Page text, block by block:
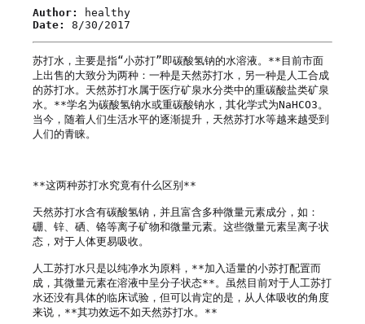
Author:
healthy
Date:
8/30/2017
苏打水，主要是指“小苏打”即碳酸氢钠的水溶液。**目前市面
上出售的大致分为两种：一种是天然苏打水，另一种是人工合成
的苏打水。天然苏打水属于医疗矿泉水分类中的重碳酸盐类矿泉
水。**学名为碳酸氢钠水或重碳酸钠水，其化学式为NaHCO3。
当今，随着人们生活水平的逐渐提升，天然苏打水等越来越受到
人们的青睐。
**这两种苏打水究竟有什么区别**
天然苏打水含有碳酸氢钠，并且富含多种微量元素成分，如：
硼、锌、硒、铬等离子矿物和微量元素。这些微量元素呈离子状
态，对于人体更易吸收。
人工苏打水只是以纯净水为原料，**加入适量的小苏打配置而
成，其微量元素在溶液中呈分子状态**。虽然目前对于人工苏打
水还没有具体的临床试验，但可以肯定的是，从人体吸收的角度
来说，**其功效远不如天然苏打水。**